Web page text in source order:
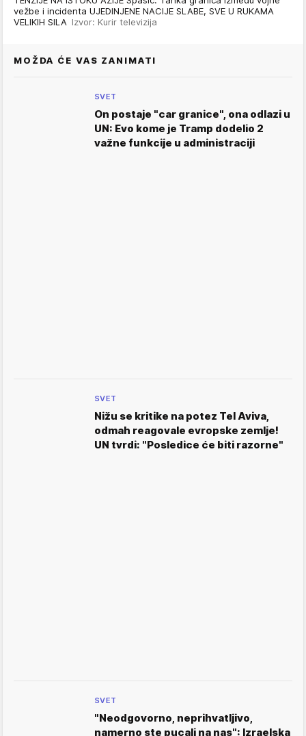
vežbe i incidenta UJEDINJENE NACIJE SLABE, SVE U RUKAMA
VELIKIH SILA Izvor: Kurir televizija
MOŽDA ĆE VAS ZANIMATI
SVET
On postaje "car granice", ona odlazi u
UN: Evo kome je Tramp dodelio 2
važne funkcije u administraciji
SVET
Nižu se kritike na potez Tel Aviva,
odmah reagovale evropske zemlje!
UN tvrdi: "Posledice će biti razorne"
SVET
"Neodgovorno, neprihvatljivo,
namerno ste pucali na nas": Izraelska